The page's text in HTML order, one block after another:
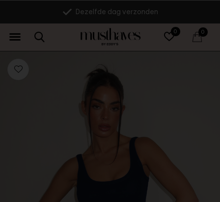
0 0
Dezelfde dag verzonden